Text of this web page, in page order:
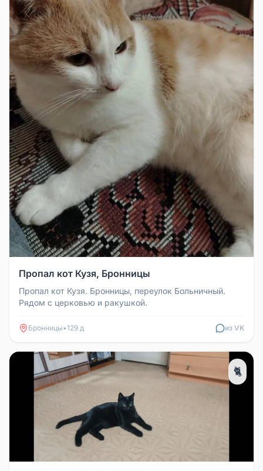
Пропал кот Кузя, Бронницы
Пропал кот Кузя. Бронницы, переулок Больничный.
Рядом с церковью и ракушкой.
Бронницы•129 д из VK
🐈